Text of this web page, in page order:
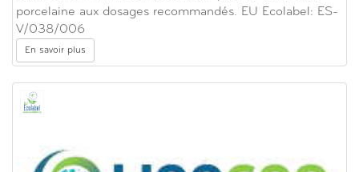
porcelaine aux dosages recommandés. EU Ecolabel: ES-
V/038/006
En savoir plus